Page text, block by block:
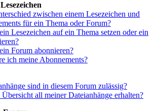
zwischen einem Lesezeichen und
für ein Thema oder Forum?
Lesezeichen auf ein Thema setzen oder ein
Forum abonnieren?
ich meine Abonnements?
sind in diesem Forum zulässig?
all meiner Dateianhänge erhalten?